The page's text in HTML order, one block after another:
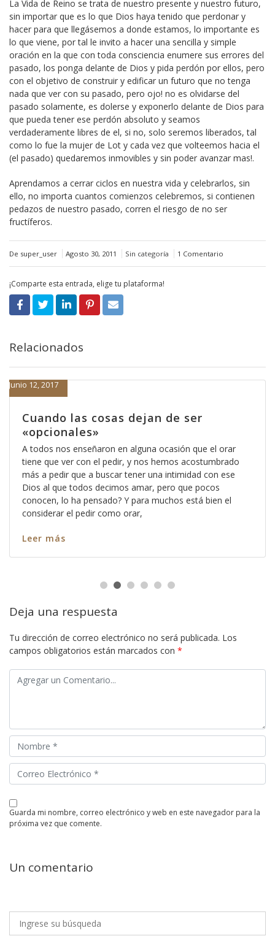
La Vida de Reino se trata de nuestro presente y nuestro futuro,
sin importar que es lo que Dios haya tenido que perdonar y
hacer para que llegásemos a donde estamos, lo importante es
lo que viene, por tal le invito a hacer una sencilla y simple
oración en la que con toda consciencia enumere sus errores del
pasado, los ponga delante de Dios y pida perdón por ellos, pero
con el objetivo de construir y edificar un futuro que no tenga
nada que ver con su pasado, pero ojo! no es olvidarse del
pasado solamente, es dolerse y exponerlo delante de Dios para
que pueda tener ese perdón absoluto y seamos
verdaderamente libres de el, si no, solo seremos liberados, tal
como lo fue la mujer de Lot y cada vez que volteemos hacia el
(el pasado) quedaremos inmovibles y sin poder avanzar mas!.
Aprendamos a cerrar ciclos en nuestra vida y celebrarlos, sin
ello, no importa cuantos comienzos celebremos, si contienen
pedazos de nuestro pasado, corren el riesgo de no ser
fructíferos.
De super_user Agosto 30, 2011 Sin categoría 1 Comentario
¡Comparte esta entrada, elige tu plataforma!
Relacionados
Cuando las cosas dejan de ser
«opcionales»
Junio 12, 2017
A todos nos enseñaron en alguna ocasión que el orar
tiene que ver con el pedir, y nos hemos acostumbrado
más a pedir que a buscar tener una intimidad con ese
Dios al que todos decimos amar, pero que pocos
conocen, lo ha pensado? Y para muchos está bien el
considerar el pedir como orar,
Leer más
Deja una respuesta
Tu dirección de correo electrónico no será publicada. Los
campos obligatorios están marcados con *
guarda mi nombre, correo electrónico y web en este navegador para la
próxima vez que comente.
Un comentario